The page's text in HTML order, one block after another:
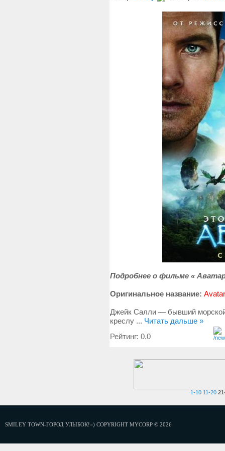
Подробнее о фильме «
Оригинальное название: Avatar
Джейк Салли — бывший морской
креслу ... Читать дальше »
Рейтинг: 0.0
1-10 11-20
SMILEY TOWN-ГОРОД УЛЫБОК!=) COPYRIGHT MYCORP © 2026